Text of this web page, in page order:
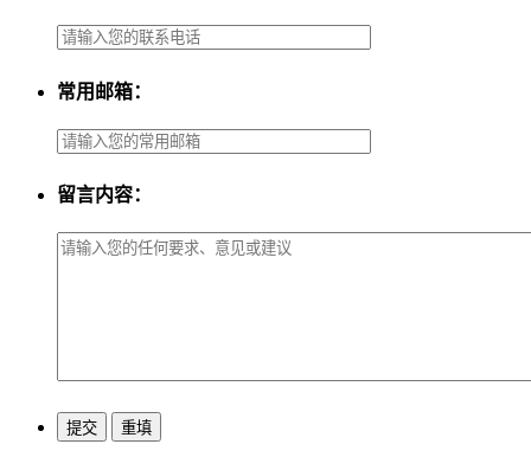
常用邮箱：
留言内容：